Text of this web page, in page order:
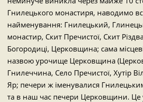
Гнилецького монастиря, наводимо
найменування: Гнилецький,
монастир, Скит Пречистої, Скит
Богородиці, Церковщина; сама
назвою урочище Церковщина
Гнилеччина, Село Пречистої, Хутір
Яр; печери ж іменувалися
та в наш час печери Церковщини. Це